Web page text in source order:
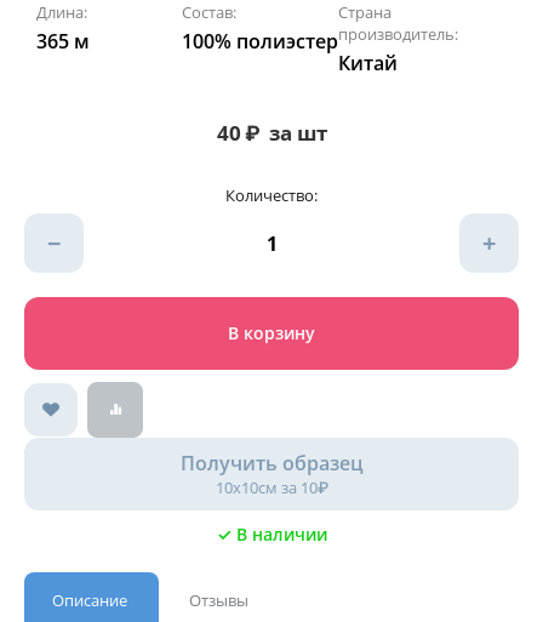
Длина:
365 м
Состав:
100% полиэстер
Страна
производитель:
Китай
40₽ за шт
Количество:
+
−
В корзину
Получить образец
10х10см за 10₽
✓ В наличии
Описание
Отзывы